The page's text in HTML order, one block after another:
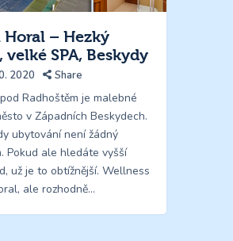
Horal – Hezký
velké SPA, Beskydy
2020 Share
Radhoštěm je malebné
v Západních Beskydech.
ubytování není žádný
Pokud ale hledáte vyšší
už je to obtížnější. Wellness
ale rozhodně…